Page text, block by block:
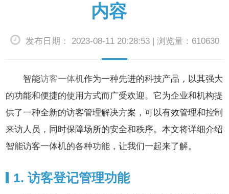
资
讯
内容
发布日期： 2023-08-11 20:28:53 | 浏览量：610630
智能访客一体机作为一种先进的科技产品，以其强大
的功能和便捷的使用方式而广受欢迎。它为企业和机构提
供了一种全新的访客管理解决方案，可以有效管理和控制
来访人员，同时保障场所的安全和秩序。本文将详细介绍
智能访客一体机的各种功能，让我们一起来了解。
1. 访客登记管理功能